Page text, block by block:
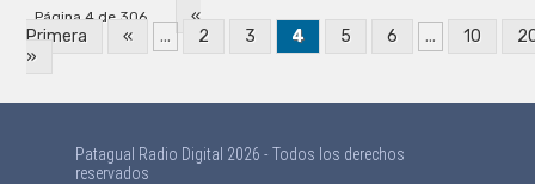
Página 4 de 306
«
Primera
« ... 2 3 4 5 6 ... 10
»
Patagual Radio Digital 2026 - Todos los derechos
reservados